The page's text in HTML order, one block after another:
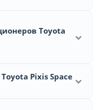
Toyota
Pixis Space